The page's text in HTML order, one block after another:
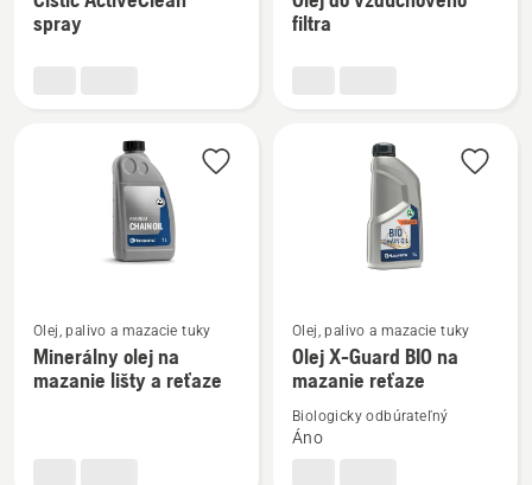
podrobností
spray
podrobností
filtra
Zobraziť
viac
podrobností
Olej, palivo a mazacie tuky
Minerálny olej na
mazanie lišty a reťaze
Zobraziť
viac
podrobností
Olej
Olej, palivo a mazacie tuky
Olej X-Guard BIO na
mazanie reťaze
Biologicky odbúrateľný
Áno